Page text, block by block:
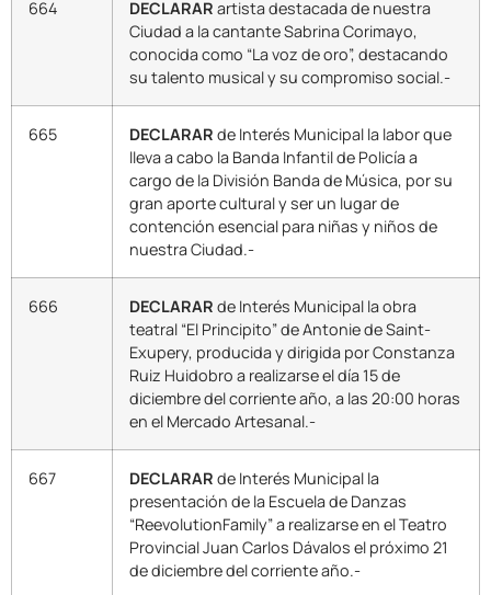
664 DECLARAR artista destacada de nuestra
Ciudad a la cantante Sabrina Corimayo,
conocida como “La voz de oro”, destacando
su talento musical y su compromiso social.-
665 DECLARAR de Interés Municipal la labor que
lleva a cabo la Banda Infantil de Policía a
cargo de la División Banda de Música, por su
gran aporte cultural y ser un lugar de
contención esencial para niñas y niños de
nuestra Ciudad.-
666 DECLARAR de Interés Municipal la obra
teatral “El Principito” de Antonie de Saint-
Exupery, producida y dirigida por Constanza
Ruiz Huidobro a realizarse el día 15 de
diciembre del corriente año, a las 20:00 horas
en el Mercado Artesanal.-
667 DECLARAR de Interés Municipal la
presentación de la Escuela de Danzas
“ReevolutionFamily” a realizarse en el Teatro
Provincial Juan Carlos Dávalos el próximo 21
de diciembre del corriente año.-